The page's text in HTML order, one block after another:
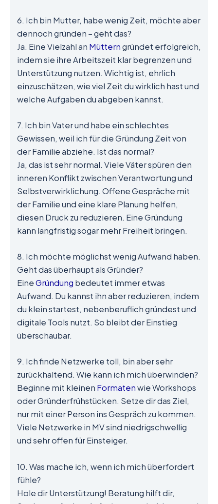
6. Ich bin Mutter, habe wenig Zeit, möchte aber
dennoch gründen – geht das?
Ja. Eine Vielzahl an Mütterngründet erfolgreich,
indem sie ihre Arbeitszeit klar begrenzen und
Unterstützung nutzen. Wichtig ist, ehrlich
einzuschätzen, wie viel Zeit du wirklich hast und
welche Aufgaben du abgeben kannst.
7. Ich bin Vater und habe ein schlechtes
Gewissen, weil ich für die Gründung Zeit von
der Familie abziehe. Ist das normal?
Ja, das ist sehr normal. Viele Väter spüren den
inneren Konflikt zwischen Verantwortung und
Selbstverwirklichung. Offene Gespräche mit
der Familie und eine klare Planung helfen,
diesen Druck zu reduzieren. Eine Gründung
kann langfristig sogar mehr Freiheit bringen.
8. Ich möchte möglichst wenig Aufwand haben.
Geht das überhaupt als Gründer?
EineGründung bedeutet immer etwas
Aufwand. Du kannst ihn aber reduzieren, indem
du klein startest, nebenberuflich gründest und
digitale Tools nutzt. So bleibt der Einstieg
überschaubar.
9. Ich finde Netzwerke toll, bin aber sehr
zurückhaltend. Wie kann ich mich überwinden?
Beginne mit kleinen Formatenwie Workshops
oder Gründerfrühstücken. Setze dir das Ziel,
nur mit einer Person ins Gespräch zu kommen.
Viele Netzwerke in MV sind niedrigschwellig
und sehr offen für Einsteiger.
10. Was mache ich, wenn ich mich überfordert
fühle?
Hole dir Unterstützung! Beratung hilft dir,